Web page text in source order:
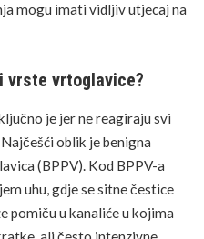
mogu imati vidljiv utjecaj na
vrste vrtoglavice?
je jer ne reagiraju svi
oblik je benigna
(BPPV). Kod BPPV-a
uhu, gdje se sitne čestice
pomiču u kanaliće u kojima